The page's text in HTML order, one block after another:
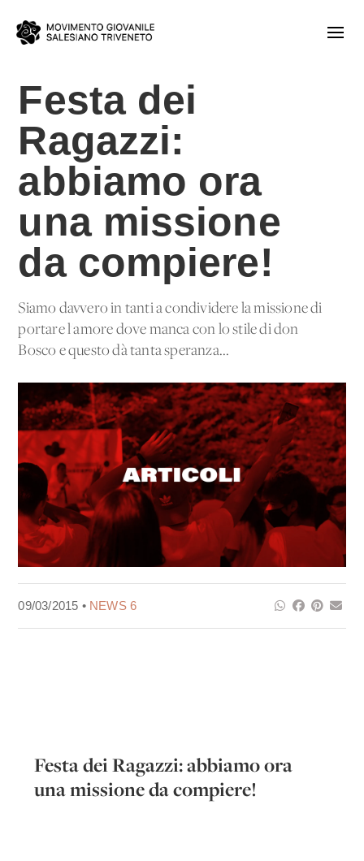
Festa dei
Ragazzi:
abbiamo ora
una missione
da compiere!
Siamo davvero in tanti a condividere la missione di
portare l'amore dove manca con lo stile di don
Bosco e questo dà tanta speranza...
09/03/2015 • NEWS 6
Festa dei Ragazzi: abbiamo ora
una missione da compiere!